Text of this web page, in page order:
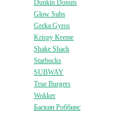
Dunkin Donuts
Glow Subs
Greka Gyros
Krispy Kreme
Shake Shack
Starbucks
SUBWAY
True Burgers
Wokker
Баскин Роббинс